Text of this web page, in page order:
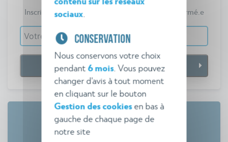
Inscrivez-vous gratuitement pour vous tenir informé.e
sociaux
CONSERVATION
Nous conservons votre choix
pendant6 mois. Vous pouvez
changer d'avis à tout moment
en cliquant sur le bouton
Gestion des cookiesen bas à
gauche de chaque page de
notre site